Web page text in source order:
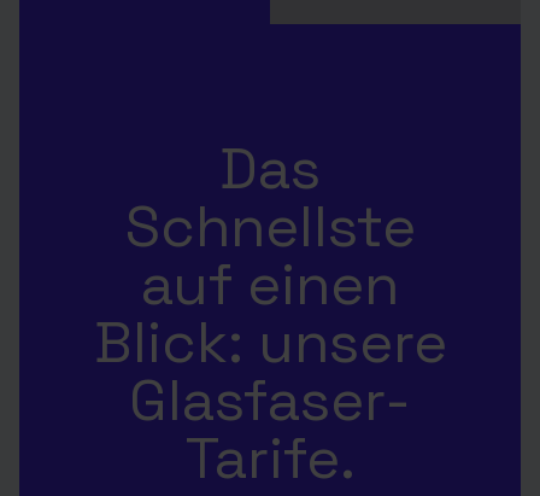
Das
Schnellste
auf einen
Blick: unsere
Glasfaser-
Tarife.